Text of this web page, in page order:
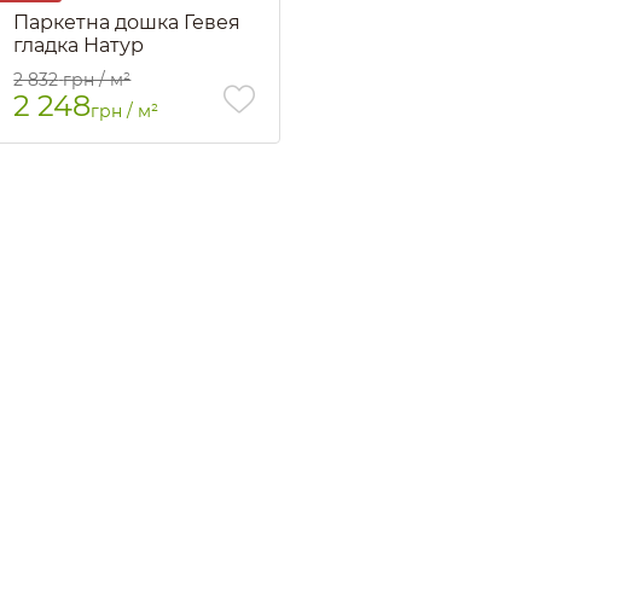
Паркетна дошка Гевея
гладка Натур
Артикул::
2 832 грн / м²
2 248грн / м²